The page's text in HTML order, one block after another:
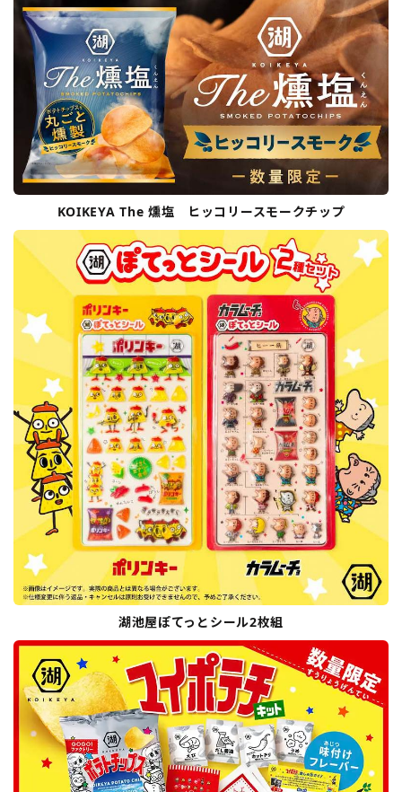
KOIKEYA The 燻塩 ヒッコリースモークチップ
湖池屋ぽてっとシール2枚組